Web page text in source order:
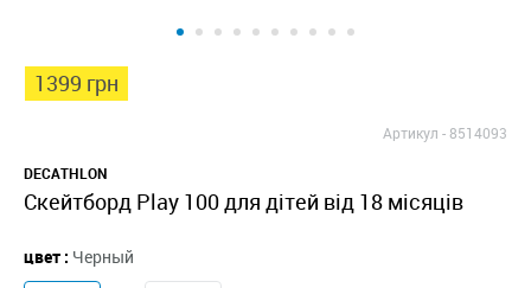
1399 грн
Артикул -8514093
DECATHLON
Скейтборд Play 100 для дітей від 18 місяців
цвет : Черный